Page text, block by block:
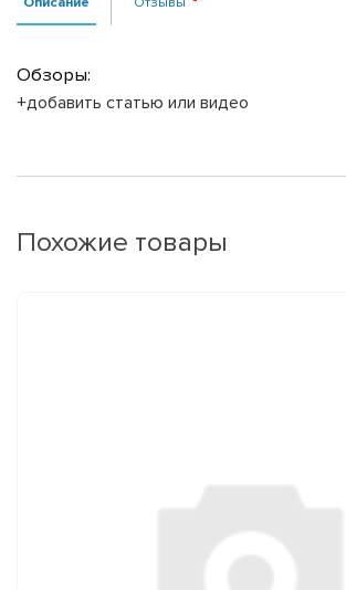
Обзоры:
+добавить статью или видео
Похожие товары